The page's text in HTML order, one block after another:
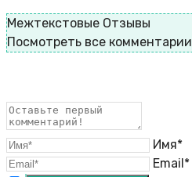
Межтекстовые Отзывы
Посмотреть все комментарии
Имя*
Email*